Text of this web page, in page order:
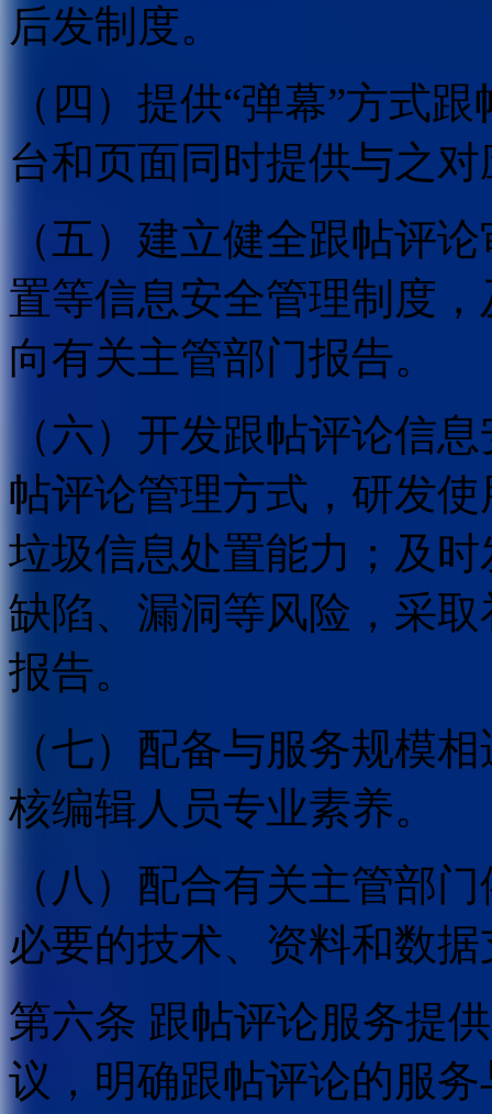
后发制度。
（四）提供“弹幕”方式
台和页面同时提供与之
（五）建立健全跟帖评
置等信息安全管理制度
向有关主管部门报告。
（六）开发跟帖评论信
帖评论管理方式，研发
垃圾信息处置能力；及
缺陷、漏洞等风险，采
报告。
（七）配备与服务规模
核编辑人员专业素养。
（八）配合有关主管部
必要的技术、资料和数
第六条 跟帖评论服务提
议，明确跟帖评论的服